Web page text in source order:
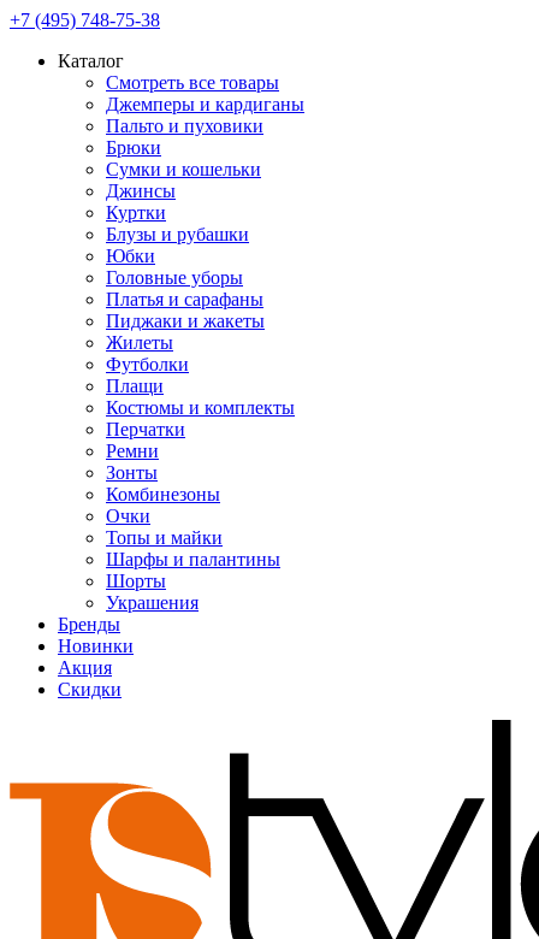
+7 (495) 748-75-38
Каталог
Смотреть все товары
Джемперы и кардиганы
Пальто и пуховики
Брюки
Сумки и кошельки
Джинсы
Куртки
Блузы и рубашки
Юбки
Головные уборы
Платья и сарафаны
Пиджаки и жакеты
Жилеты
Футболки
Плащи
Костюмы и комплекты
Перчатки
Ремни
Зонты
Комбинезоны
Очки
Топы и майки
Шарфы и палантины
Шорты
Украшения
Бренды
Новинки
Акция
Скидки